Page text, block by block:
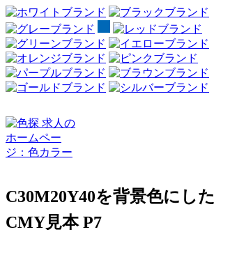
C30M20Y40を背景色にした
CMY見本 P7